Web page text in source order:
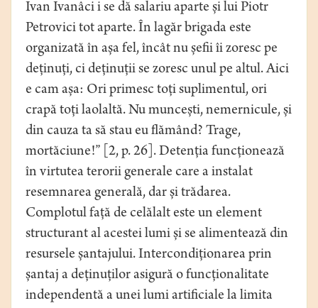
Ivan Ivanâci i se dă salariu aparte și lui Piotr
Petrovici tot aparte. În lagăr brigada este
organizată în așa fel, încât nu șefii îi zoresc pe
deținuți, ci deținuții se zoresc unul pe altul. Aici
e cam așa: Ori primesc toți suplimentul, ori
crapă toți laolaltă. Nu muncești, nemernicule, și
din cauza ta să stau eu flămând? Trage,
mortăciune!” [2, p. 26]. Detenția funcționează
în virtutea terorii generale care a instalat
resemnarea generală, dar și trădarea.
Complotul față de celălalt este un element
structurant al acestei lumi și se alimentează din
resursele șantajului. Intercondiționarea prin
șantaj a deținuților asigură o funcționalitate
independentă a unei lumi artificiale la limita